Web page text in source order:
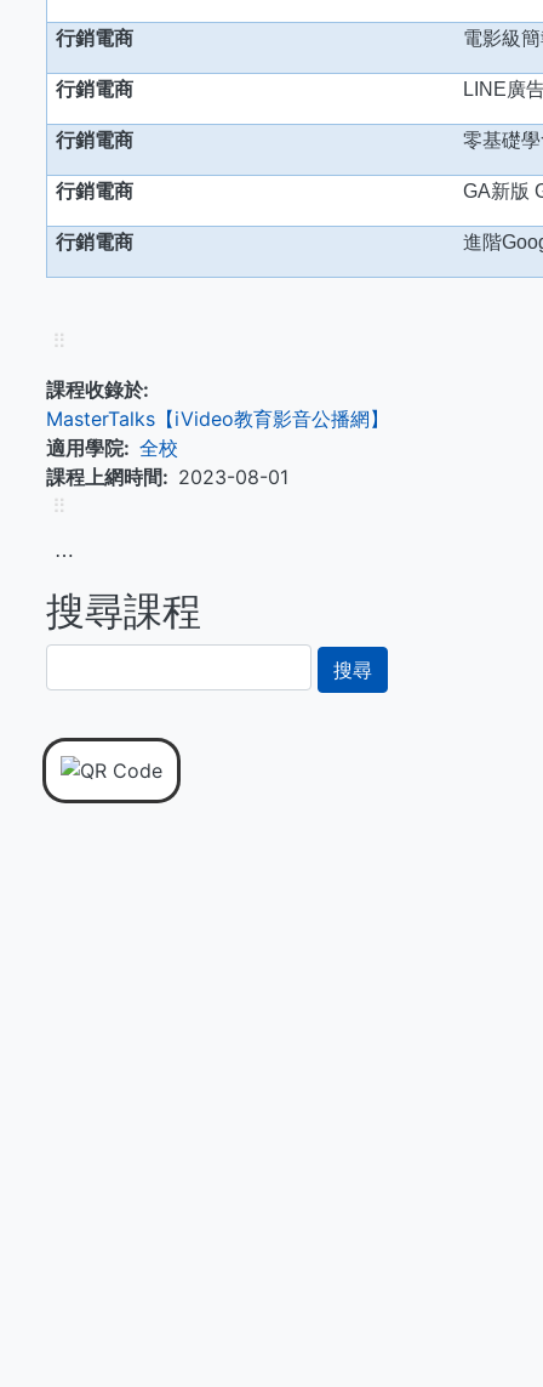
行銷電商 電影級
行銷電商 LINE廣
行銷電商 零基礎
行銷電商 GA新版
行銷電商 進階
⠿
課程收錄於
MasterTalks【iVideo教育影音公播網】
適用學院
全校
課程上網時間
2023-08-01
⠿
⋯
搜尋課程
尋